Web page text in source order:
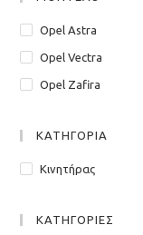
Opel Astra
Opel Vectra
Opel Zafira
ΚΑΤΗΓΟΡΙΑ
Κινητήρας
ΚΑΤΗΓΟΡΙΕΣ